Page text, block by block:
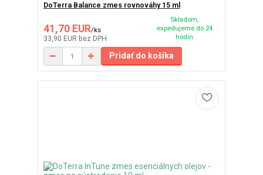
DoTerra Balance zmes rovnováhy 15 ml
41,70 EUR/ks
33,90 EUR bez DPH
Skladom,
expedujeme do 24
hodín
Pridať do košíka